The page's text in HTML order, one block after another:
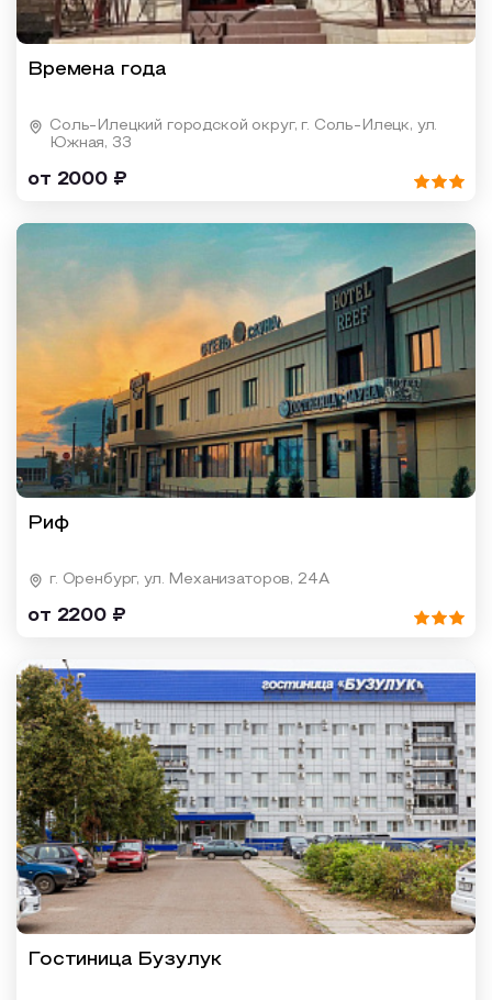
Времена года
Соль-Илецкий городской округ, г. Соль-Илецк, ул.
Южная, 33
от 2000 ₽
Риф
г. Оренбург, ул. Механизаторов, 24А
от 2200 ₽
Гостиница Бузулук